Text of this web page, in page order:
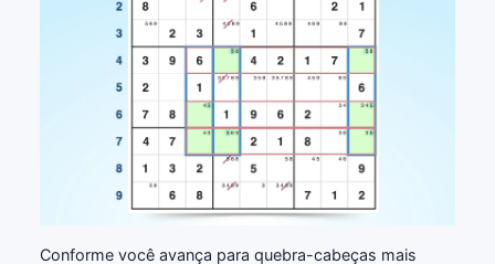
Conforme você avança para quebra-cabeças mais